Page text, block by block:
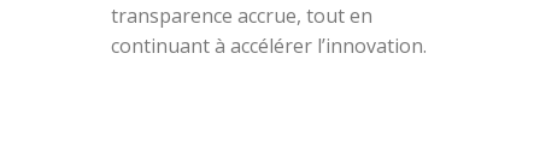
transparence accrue, tout en
continuant à accélérer l’innovation.